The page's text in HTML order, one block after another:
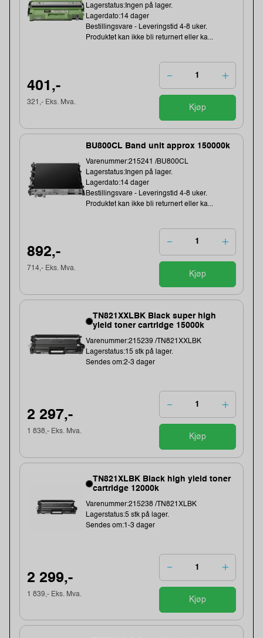
Lagerstatus:Ingen på lager.
Lagerdato:14 dager
Bestillingsvare - Leveringstid 4-8 uker.
Produktet kan ikke bli returnert eller ka...
401,-
321,- Eks. Mva.
Kjøp
BU800CL Band unit approx 150000k
Varenummer:215241 /BU800CL
Lagerstatus:Ingen på lager.
Lagerdato:14 dager
Bestillingsvare - Leveringstid 4-8 uker.
Produktet kan ikke bli returnert eller ka...
892,-
714,- Eks. Mva.
Kjøp
TN821XXLBK Black super high
yield toner cartridge 15000k
Varenummer:215239 /TN821XXLBK
Lagerstatus:15 stk på lager.
Sendes om:2-3 dager
2 297,-
1 838,- Eks. Mva.
Kjøp
TN821XLBK Black high yield toner
cartridge 12000k
Varenummer:215238 /TN821XLBK
Lagerstatus:5 stk på lager.
Sendes om:1-3 dager
2 299,-
1 839,- Eks. Mva.
Kjøp